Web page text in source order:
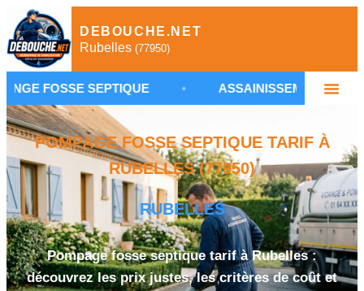
DEBOUCHE.NET
Rubelles (77950)
SEPTIQUE • ASSAINISSEMENT AUTONOME
POMPAGE FOSSE SEPTIQUE TARIF À
RUBELLES (77950)
RUBELLES
Pompage fosse septique tarif à Rubelles :
découvrez les prix justes, les critères de coût et